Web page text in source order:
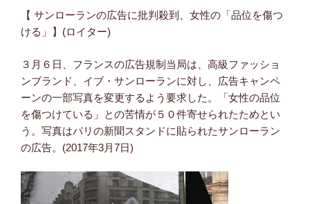
【 サンローランの広告に批判殺到、女性の「品位を傷つ
ける」】(ロイター)
３月６日、フランスの広告規制当局は、高級ファッショ
ンブランド、イブ・サンローランに対し、広告キャンペ
ーンの一部写真を変更するよう要求した。「女性の品位
を傷つけている」との苦情が５０件寄せられたためとい
う。写真はパリの新聞スタンドに貼られたサンローラン
の広告。(2017年3月7日)